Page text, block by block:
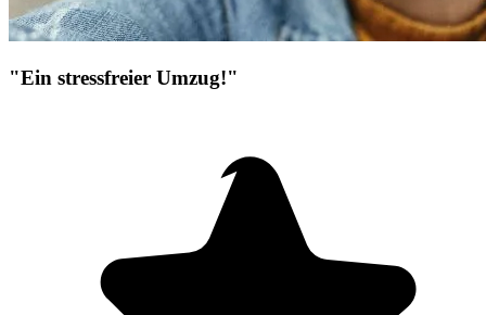
"Ein stressfreier Umzug!"